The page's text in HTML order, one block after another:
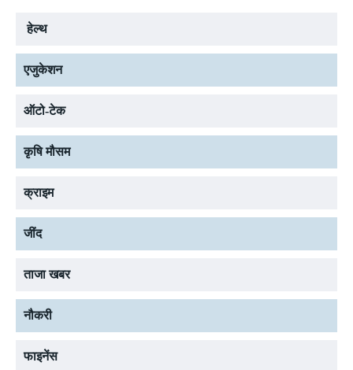
हेल्थ
एजुकेशन
ऑटो-टेक
कृषि मौसम
क्राइम
जींद
ताजा खबर
नौकरी
फाइनेंस